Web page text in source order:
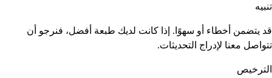
تنبيه
قد يتضمن أخطاء أو سهوًا. إذا كانت لديك طبعة أفضل، فنرجو أن
تتواصل معنا لإدراج التحديثات.
الترخيص